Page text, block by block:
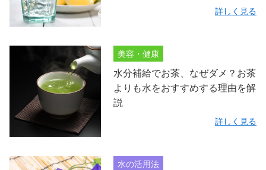
詳しく見る
美容・健康
水分補給でお茶、なぜダメ？お茶
よりも水をおすすめする理由を解
説
詳しく見る
水の活用法